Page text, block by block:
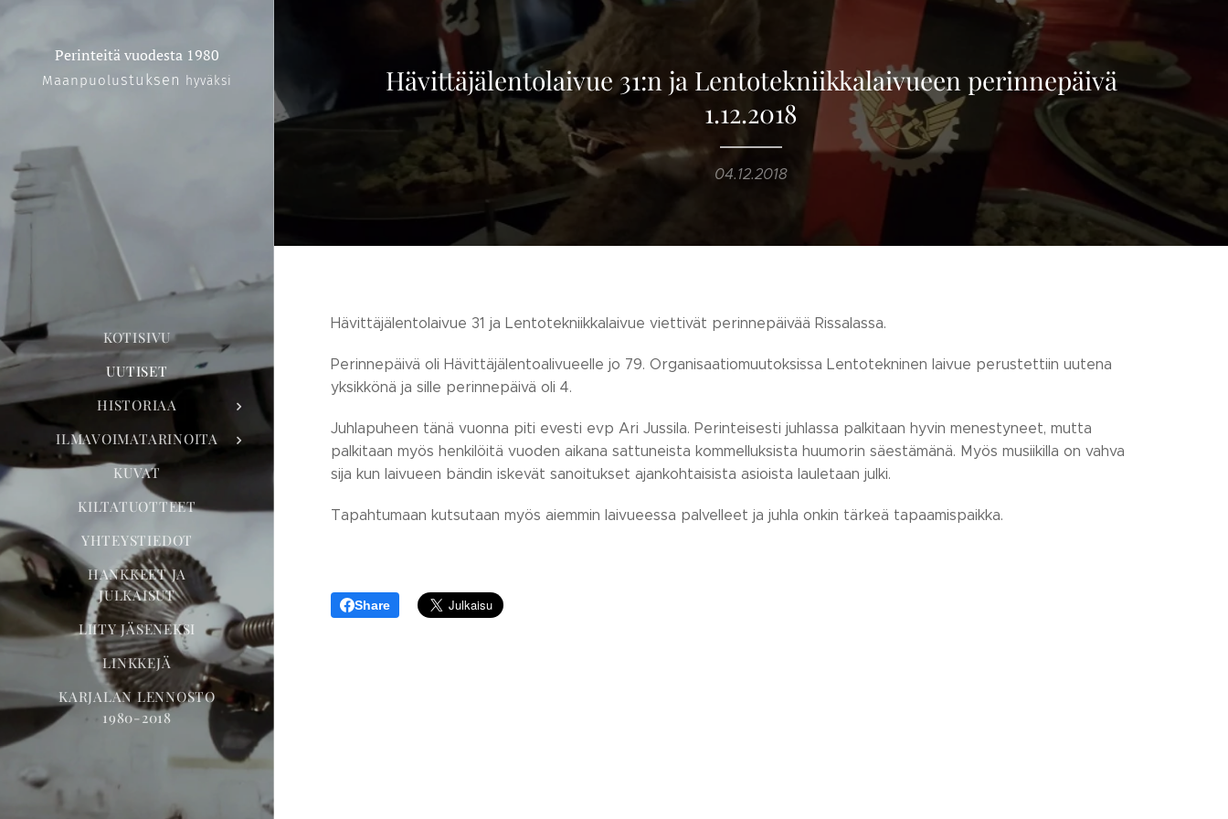
Perinteitä vuodesta 1980
Maanpuolu stuksen hyväksi
KOTISIVU
UUTISET
HISTORIAA
ILMAVOIMATARINOITA
KUVAT
KILTATUOTTEET
YHTEYSTIEDOT
HANKKEET JA
JULKAISUT
LIITY JÄSENEKSI
LINKKEJÄ
KARJALAN LENNOSTO
1980-2018
Hävittäjälentolaivue 31:n ja Lentotekniikkalaivueen perinnepäivä
1.12.2018
04.12.2018
Hävittäjälentolaivue 31 ja Lentotekniikkalaivue viettivät perinnepäivää Rissalassa.
Perinnepäivä oli Hävittäjälentoalivueelle jo 79. Organisaatiomuutoksissa Lentotekninen laivue perustettiin uutena
yksikkönä ja sille perinnepäivä oli 4.
Juhlapuheen tänä vuonna piti evesti evp Ari Jussila. Perinteisesti juhlassa palkitaan hyvin menestyneet, mutta
palkitaan myös henkilöitä vuoden aikana sattuneista kommelluksista huumorin säestämänä. Myös musiikilla on vahva
sija kun laivueen bändin iskevät sanoitukset ajankohtaisista asioista lauletaan julki.
Tapahtumaan kutsutaan myös aiemmin laivueessa palvelleet ja juhla onkin tärkeä tapaamispaikka.
Share